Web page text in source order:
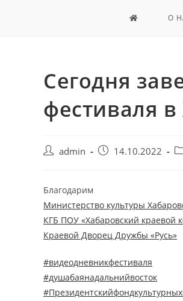
О
Сегодня
фестиваля в
admin 14.10.2022
Благодарим
Министерство культуры
КГБ ПОУ «Хабаровский краевой
Краевой Дворец Дружбы «Русь»
#видеодневникфестиваля
#душабаянадальнийвосток